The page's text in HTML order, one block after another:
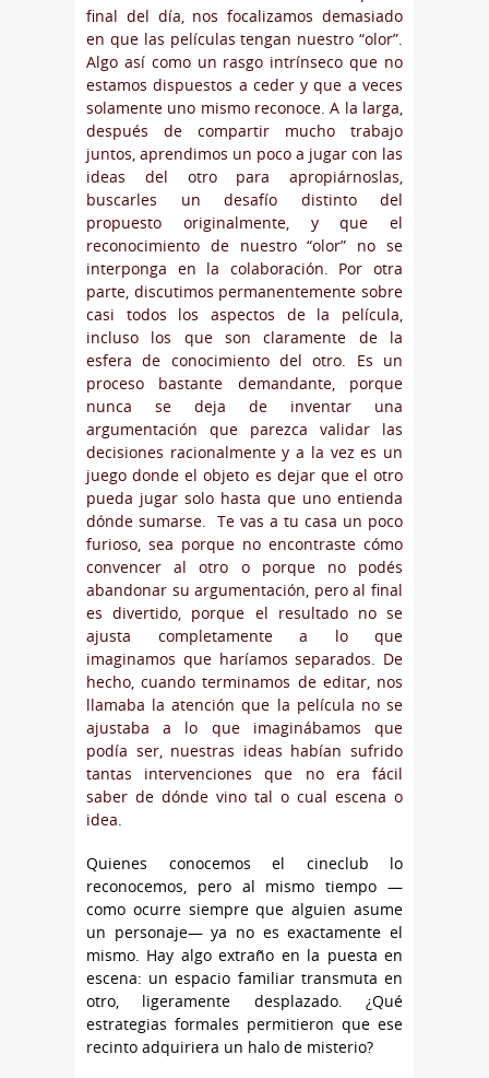
final del día, nos focalizamos demasiado
en que las películas tengan nuestro “olor”.
Algo así como un rasgo intrínseco que no
estamos dispuestos a ceder y que a veces
solamente uno mismo reconoce. A la larga,
después de compartir mucho trabajo
juntos, aprendimos un poco a jugar con las
ideas del otro para apropiárnoslas,
buscarles un desafío distinto del
propuesto originalmente, y que el
reconocimiento de nuestro “olor” no se
interponga en la colaboración. Por otra
parte, discutimos permanentemente sobre
casi todos los aspectos de la película,
incluso los que son claramente de la
esfera de conocimiento del otro. Es un
proceso bastante demandante, porque
nunca se deja de inventar una
argumentación que parezca validar las
decisiones racionalmente y a la vez es un
juego donde el objeto es dejar que el otro
pueda jugar solo hasta que uno entienda
dónde sumarse. Te vas a tu casa un poco
furioso, sea porque no encontraste cómo
convencer al otro o porque no podés
abandonar su argumentación, pero al final
es divertido, porque el resultado no se
ajusta completamente a lo que
imaginamos que haríamos separados. De
hecho, cuando terminamos de editar, nos
llamaba la atención que la película no se
ajustaba a lo que imaginábamos que
podía ser, nuestras ideas habían sufrido
tantas intervenciones que no era fácil
saber de dónde vino tal o cual escena o
idea.
Quienes conocemos el cineclub lo
reconocemos, pero al mismo tiempo —
como ocurre siempre que alguien asume
un personaje— ya no es exactamente el
mismo. Hay algo extraño en la puesta en
escena: un espacio familiar transmuta en
otro, ligeramente desplazado. ¿Qué
estrategias formales permitieron que ese
recinto adquiriera un halo de misterio?